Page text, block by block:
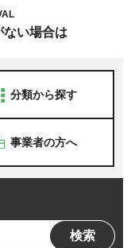
ない場合は
分類から探す
事業者の方へ